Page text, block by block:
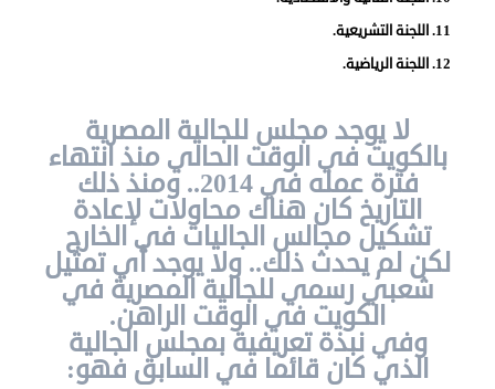
المصريون
الكويت
11. اللجنة التشريعية.
12. اللجنة الرياضية.
لا يوجد مجلس للجالية المصرية
بالكويت في الوقت الحالي منذ انتهاء
فترة عمله في 2014.. ومنذ ذلك
التاريخ كان هناك محاولات لإعادة
تشكيل مجالس الجاليات في الخارج
لكن لم يحدث ذلك.. ولا يوجد أي تمثيل
شعبي رسمي للجالية المصرية في
الكويت في الوقت الراهن.
وفي نبذة تعريفية بمجلس الجالية
الذي كان قائما في السابق فهو: